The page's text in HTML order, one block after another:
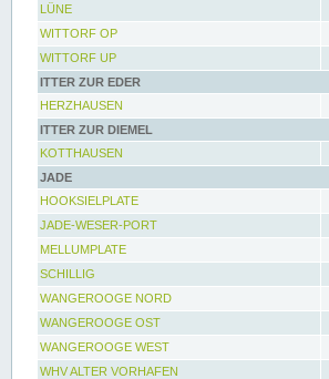
LÜNE
WITTORF OP
WITTORF UP
ITTER ZUR EDER
HERZHAUSEN
ITTER ZUR DIEMEL
KOTTHAUSEN
JADE
HOOKSIELPLATE
JADE-WESER-PORT
MELLUMPLATE
SCHILLIG
WANGEROOGE NORD
WANGEROOGE OST
WANGEROOGE WEST
WHV ALTER VORHAFEN